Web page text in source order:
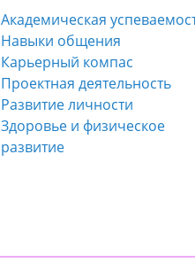
Академическая
Навыки общения
Карьерный компас
Проектная деятельность
Развитие личности
Здоровье и физическое
развитие